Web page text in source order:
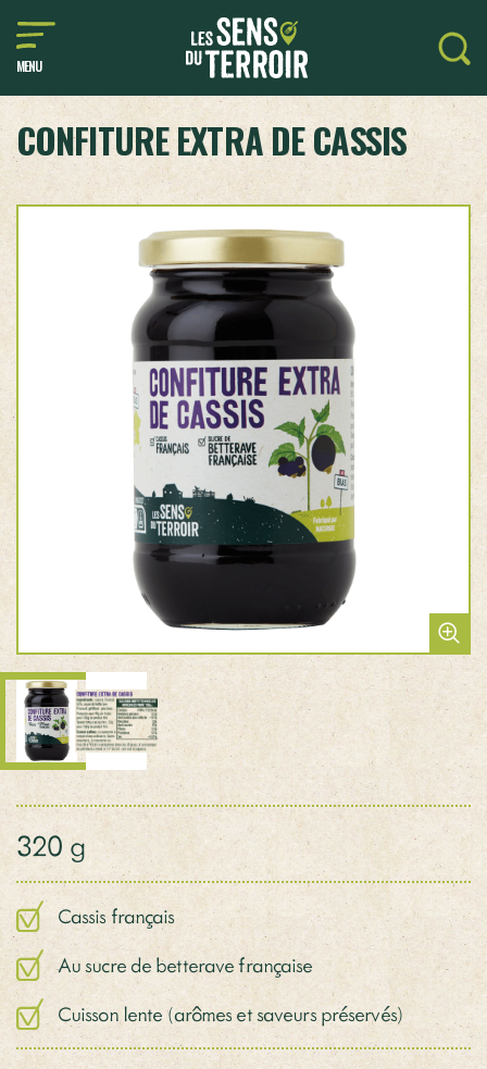
MENU
CONFITURE EXTRA DE CASSIS
320 g
Cassis français
Au sucre de betterave française
Cuisson lente (arômes et saveurs préservés)